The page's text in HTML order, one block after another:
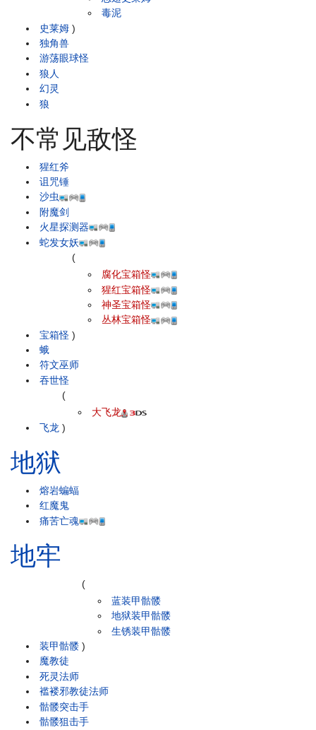
史莱姆
毒泥
)
独角兽
游荡眼球怪
狼人
幻灵
狼
不常见敌怪
猩红斧
诅咒锤
沙虫
附魔剑
火星探测器
蛇发女妖
宝箱怪
(
腐化宝箱怪
猩红宝箱怪
神圣宝箱怪
丛林宝箱怪
)
蛾
符文巫师
吞世怪
飞龙
(
大飞龙
)
地狱
熔岩蝙蝠
红魔鬼
痛苦亡魂
地牢
装甲骷髅
(
蓝装甲骷髅
地狱装甲骷髅
生锈装甲骷髅
)
魔教徒
死灵法师
褴褛邪教徒法师
骷髅突击手
骷髅狙击手